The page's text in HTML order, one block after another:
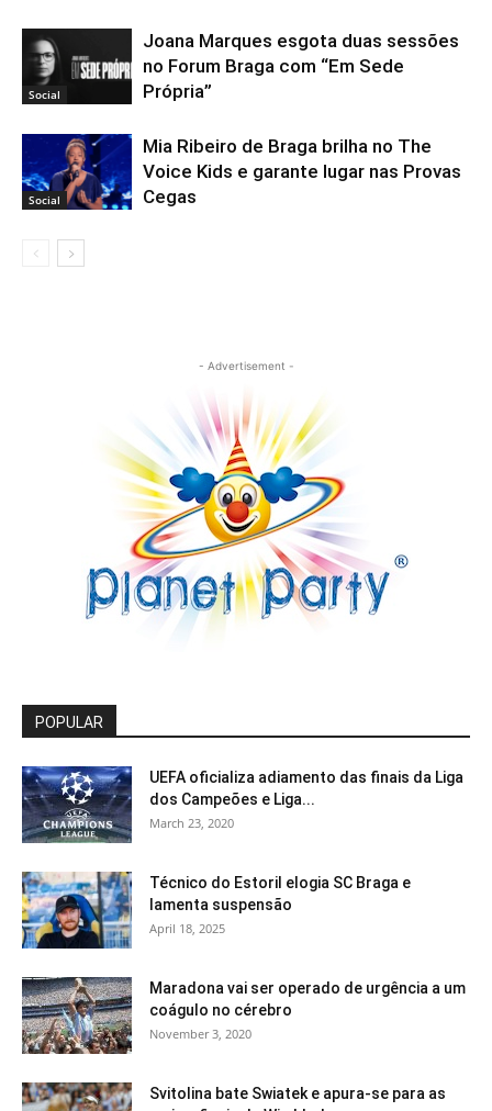
Social
Joana Marques esgota duas sessões
no Forum Braga com “Em Sede
Própria”
Social
Mia Ribeiro de Braga brilha no The
Voice Kids e garante lugar nas Provas
Cegas
- Advertisement -
POPULAR
UEFA oficializa adiamento das finais da Liga
dos Campeões e Liga...
March 23, 2020
Técnico do Estoril elogia SC Braga e
lamenta suspensão
April 18, 2025
Maradona vai ser operado de urgência a um
coágulo no cérebro
November 3, 2020
Svitolina bate Swiatek e apura-se para as